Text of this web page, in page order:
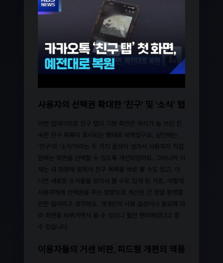
사용자의 선택권 확대한 '친구' 및 '소식' 탭
이번 업데이트로 친구 탭의 기본 화면은 우리가 늘 쓰던 친
숙한 친구 목록이 표시되는 형태로 바뀌었구요, 상단에는
'친구'와 '소식'이라는 두 가지 옵션이 생겨서 사용자가 직접
원하는 화면을 선택할 수 있도록 개선되었어요. 그러니까 이
제는 내 취향에 맞춰서 친구 목록을 바로 볼 수도 있고, 아
니면 새로운 소식들을 모아서 볼 수도 있게 된 거죠. 이렇게
사용자에게 선택권을 주는 방향으로 개선된 건 정말 환영할
만한 일이라고 생각해요. 개개인의 사용 습관이나 필요에 따
라 화면을 바꿔가면서 쓸 수 있으니 훨씬 편리해졌다고 할
수 있습니다.
이용자들의 거센 비판, 피드형 개편의 역풍